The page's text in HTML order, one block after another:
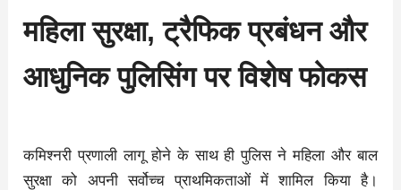
महिला सुरक्षा, ट्रैफिक प्रबंधन और
आधुनिक पुलिसिंग पर विशेष फोकस
कमिश्नरी प्रणाली लागू होने के साथ ही पुलिस ने महिला और बाल
सुरक्षा को अपनी सर्वोच्च प्राथमिकताओं में शामिल किया है।